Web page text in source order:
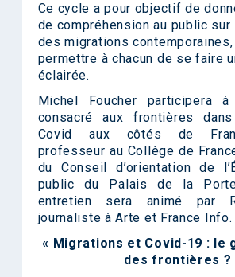
Ce cycle a pour objectif de
de compréhension au public sur
des migrations
permettre à chacun de se faire
éclairée.
Michel Foucher participera
consacré aux frontières
Covid aux côtés de
professeur au Collège de
du Conseil d’orientation de
public du Palais de la
entretien sera animé par
journaliste à Arte et France Info.
« Migrations et Covid-19 : le
des frontières ?